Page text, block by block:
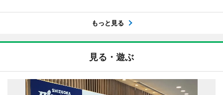
もっと見る
見る・遊ぶ